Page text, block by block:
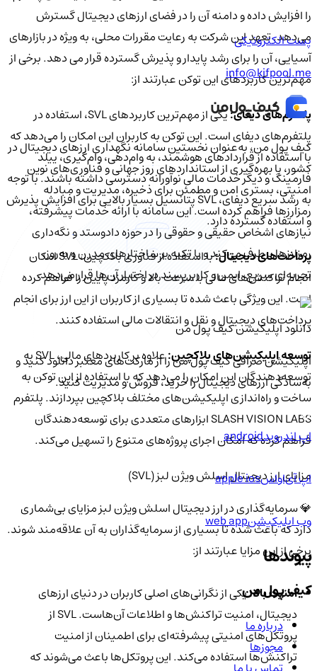
را افزایش داده و دامنه آن را در فضای ارزهای دیجیتال گسترش
می‌دهد. تعهد این شرکت به رعایت مقررات محلی، به ویژه در بازارهای
آسیایی، آن را برای رشد پایدار و پذیرش گسترده قرار می دهد. برخی از
مهم‌ترین کاربردهای این توکن عبارتند از:
پلتفرم‌های دیفای:
یکی از مهم‌ترین کاربردهای SVL، استفاده در
پلتفرم‌های دیفای است. این توکن به کاربران این امکان را می‌دهد که
با استفاده از قراردادهای هوشمند، به وام‌دهی، وام‌گیری، ییلد
فارمینگ و دیگر خدمات مالی نوآورانه دسترسی داشته باشند. با توجه
به رشد سریع دیفای، SVL پتانسیل بسیار بالایی برای افزایش پذیرش
و استفاده گسترده دارد.
پرداخت‌های دیجیتال:
با استفاده از فناوری بلاکچین، SVL امکان
انجام تراکنش‌های مالی با سرعت بالا و کارمزد پایین را فراهم کرده
است. این ویژگی باعث شده تا بسیاری از کاربران از این ارز برای انجام
پرداخت‌های دیجیتال و نقل و انتقالات مالی استفاده کنند.
توسعه اپلیکیشن‌های بلاکچین:
علاوه بر کاربردهای مالی، SVL به
توسعه‌دهندگان این امکان را می‌دهد که با استفاده از این توکن به
ساخت و راه‌اندازی اپلیکیشن‌های مختلف بلاکچین بپردازند. پلتفرم
SLASH VISION LABS ابزارهای متعددی برای توسعه‌دهندگان
فراهم کرده که امکان اجرای پروژه‌های متنوع را تسهیل می‌کند.
مزایای ارز دیجیتال اسلش ویژن لبز (SVL)
💎 سرمایه‌گذاری در ارز دیجیتال اسلش ویژن لبز مزایای بی‌شماری
دارد که باعث شده تا بسیاری از سرمایه‌گذاران به آن علاقه‌مند شوند.
برخی از این مزایا عبارتند از:
امنیت بالا:یکی از نگرانی‌های اصلی کاربران در دنیای ارزهای
دیجیتال، امنیت تراکنش‌ها و اطلاعات آن‌هاست. SVL از
پروتکل‌های امنیتی پیشرفته‌ای برای اطمینان از امنیت
تراکنش‌ها استفاده می‌کند. این پروتکل‌ها باعث می‌شوند که
پست الکترونیکی
info@kifpool.me
کیف‌ پول من، به‌عنوان نخستین سامانه نگهداری ارزهای دیجیتال در
کشور، با بهره‌گیری از استانداردهای روز جهانی و فناوری‌های نوین
امنیتی، بستری امن و مطمئن برای ذخیره، مدیریت و مبادله
رمزارزها فراهم کرده است. این سامانه با ارائه خدمات پیشرفته،
نیازهای اشخاص حقیقی و حقوقی را در حوزه دادوستد و نگه‌داری
رمزارزها برطرف می‌کند و با تکیه بر ساختارهای مدرن و به‌روز،
تجربه‌ای سریع، ایمن و کاربرپسند در اختیار آن‌ها قرار می‌دهد.
دانلود اپلیکیشن کیف‌ پول من
اپلیکیشن صرافی کیف پول من را از مارکت‌های معتبر دانلود کنید و
به‌سادگی ارزهای دیجیتال را خرید، فروش و مدیریت کنید.
اپ اندرویدandroid
اپ آی‌او‌اسapple ios
وب اپلیکیشنweb app
پیوندها
کیف پول من
درباره ما
مجوزها